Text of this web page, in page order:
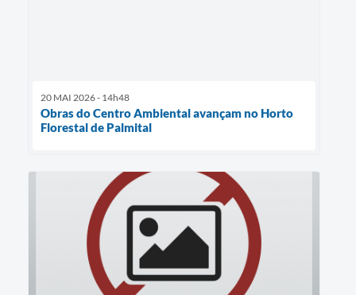
20 MAI 2026 - 14h48
Obras do Centro Ambiental avançam no Horto
Florestal de Palmital